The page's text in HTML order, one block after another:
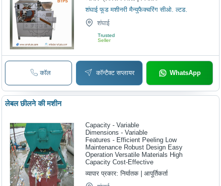
शंघाई फूड मशीनरी मैन्युफैक्चरिंग सीओ. ल्टड.
शंघाई
Trusted
Seller
कॉल कॉन्टैक्ट सप्लायर WhatsApp
लेबल छीलने की मशीन
Capacity - Variable
Dimensions - Variable
Features - Efficient Peeling Low
Maintenance Robust Design Easy
Operation Versatile Materials High
Capacity Cost-Effective
व्यापार प्रकार:निर्यातक | आपूर्तिकर्ता